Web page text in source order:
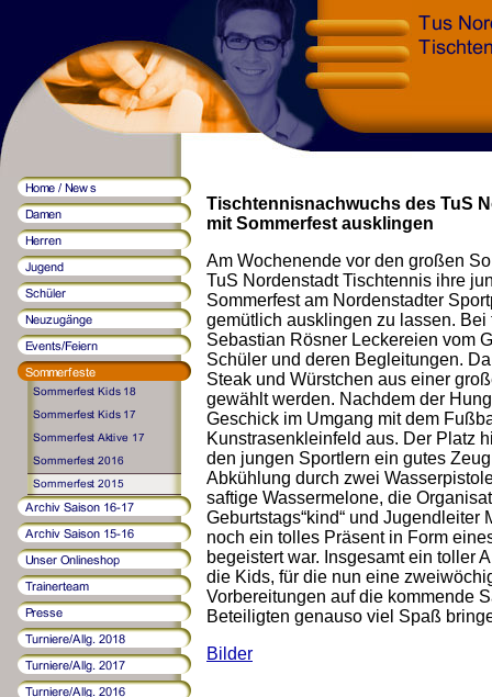
Tischtennisnachwuchs des TuS
mit Sommerfest ausklingen
Am Wochenende vor den großen
TuS Nordenstadt Tischtennis ihre
Sommerfest am Nordenstadter
gemütlich ausklingen zu lassen.
Sebastian Rösner Leckereien vom
Schüler und deren Begleitungen.
Steak und Würstchen aus einer
gewählt werden. Nachdem der
Geschick im Umgang mit dem
Kunstrasenkleinfeld aus. Der Platz
den jungen Sportlern ein gutes
Abkühlung durch zwei
saftige Wassermelone, die
Geburtstags“kind“ und
noch ein tolles Präsent in Form
begeistert war. Insgesamt ein toller
die Kids, für die nun eine
Vorbereitungen auf die kommende
Beteiligten genauso viel Spaß
Bilder